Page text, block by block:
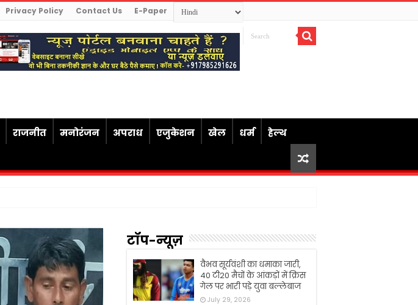
Privacy Policy Contact Us E-Paper
राजनीत मनोरंजन अपराध एजुकेशन खेल धर्म हेल्थ
टॉप-न्यूज़
वैभव सूर्यवंशी का धमाका जारी,
40 टी20 मैचों के आंकड़ों में क्रिस
गेल पर भारी पड़े युवा बल्लेबाज
July 29, 2026